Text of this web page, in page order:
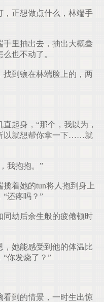
正想做点什么，林端手
里抽出去，抽出大概叁
也不动了。
到镶在林端脸上的，两
起身，“那个，我以为，
以就想帮你拿一下……就
我抱抱。”
着她的tun将人抱到身上
还疼吗？”
劫后余生般的疲倦顿时
她能感受到他的体温比
你发烧了？”
到的情景，一时生出惊